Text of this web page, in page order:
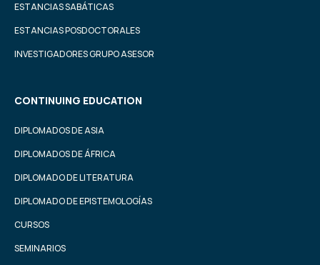
ESTANCIAS SABÁTICAS
ESTANCIAS POSDOCTORALES
INVESTIGADORES GRUPO ASESOR
CONTINUING EDUCATION
DIPLOMADOS DE ASIA
DIPLOMADOS DE ÁFRICA
DIPLOMADO DE LITERATURA
DIPLOMADO DE EPISTEMOLOGÍAS
CURSOS
SEMINARIOS